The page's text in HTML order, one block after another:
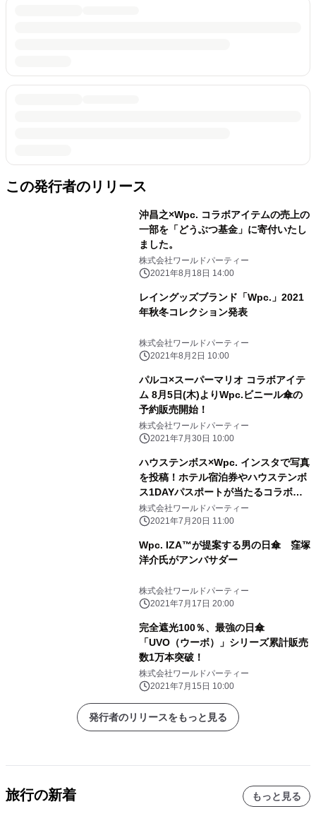
この発行者のリリース
沖昌之×Wpc. コラボアイテムの売上の
一部を「どうぶつ基金」に寄付いたし
ました。
株式会社ワールドパーティー
2021年8月18日 14:00
レイングッズブランド「Wpc.」2021
年秋冬コレクション発表
株式会社ワールドパーティー
2021年8月2日 10:00
パルコ×スーパーマリオ コラボアイテ
ム 8月5日(木)よりWpc.ビニール傘の
予約販売開始！
株式会社ワールドパーティー
2021年7月30日 10:00
ハウステンボス×Wpc. インスタで写真
を投稿！ホテル宿泊券やハウステンボ
ス1DAYパスポートが当たるコラボレ
ーションプレゼントキャンペーン実
施！
株式会社ワールドパーティー
2021年7月20日 11:00
Wpc. IZA™が提案する男の日傘 窪塚
洋介氏がアンバサダー
株式会社ワールドパーティー
2021年7月17日 20:00
完全遮光100％、最強の日傘
「UVO（ウーボ）」シリーズ累計販売
数1万本突破！
株式会社ワールドパーティー
2021年7月15日 10:00
発行者のリリースをもっと見る
旅行の新着 もっと見る